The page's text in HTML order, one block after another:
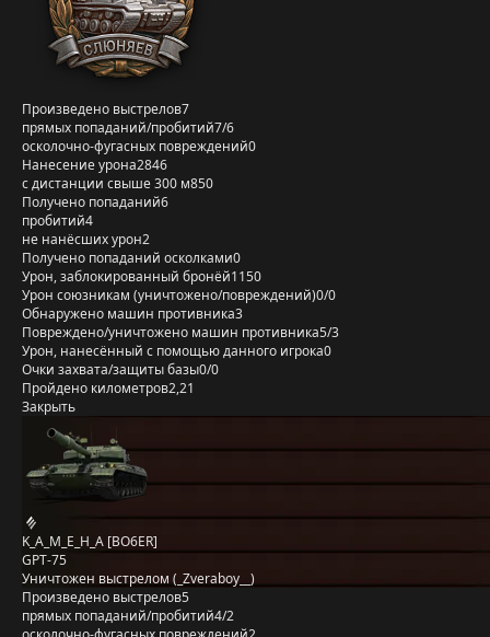
Произведено выстрелов7
прямых попаданий/пробитий7/6
осколочно-фугасных повреждений0
Нанесение урона2846
с дистанции свыше 300 м850
Получено попаданий6
пробитий4
не нанёсших урон2
Получено попаданий осколками0
Урон, заблокированный бронёй1150
Урон союзникам (уничтожено/повреждений)0/0
Обнаружено машин противника3
Повреждено/уничтожено машин противника5/3
Урон, нанесённый с помощью данного игрока0
Очки захвата/защиты базы0/0
Пройдено километров2,21
Закрыть
K_A_M_E_H_A [BO6ER]
GPT-75
Уничтожен выстрелом (_Zveraboy__)
Произведено выстрелов5
прямых попаданий/пробитий4/2